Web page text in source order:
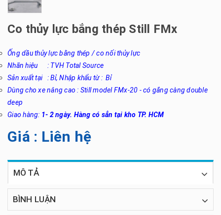
Co thủy lực bắng thép Still FMx
Ống dầu thủy lực bằng thép / co nối thủy lực
Nhãn hiệu : TVH Total Source
Sản xuất tại : Bỉ, Nhập khẩu từ : Bỉ
Dùng cho xe nâng cao : Still model FMx-20 - có gắng càng double
deep
Giao hàng: 1- 2 ngày. Hàng có sẳn tại kho TP. HCM
Giá : Liên hệ
MÔ TẢ
BÌNH LUẬN